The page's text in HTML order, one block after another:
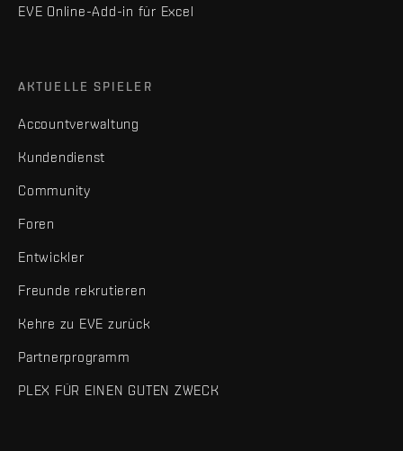
EVE Online-Add-in für Excel
AKTUELLE SPIELER
Accountverwaltung
Kundendienst
Community
Foren
Entwickler
Freunde rekrutieren
Kehre zu EVE zurück
Partnerprogramm
PLEX FÜR EINEN GUTEN ZWECK